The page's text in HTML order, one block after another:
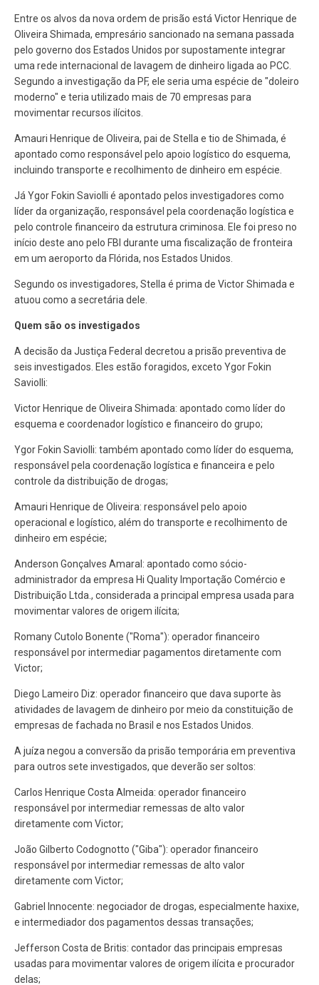
Entre os alvos da nova ordem de prisão está Victor Henrique de
Oliveira Shimada, empresário sancionado na semana passada
pelo governo dos Estados Unidos por supostamente integrar
uma rede internacional de lavagem de dinheiro ligada ao PCC.
Segundo a investigação da PF, ele seria uma espécie de "doleiro
moderno" e teria utilizado mais de 70 empresas para
movimentar recursos ilícitos.
Amauri Henrique de Oliveira, pai de Stella e tio de Shimada, é
apontado como responsável pelo apoio logístico do esquema,
incluindo transporte e recolhimento de dinheiro em espécie.
Já Ygor Fokin Saviolli é apontado pelos investigadores como
líder da organização, responsável pela coordenação logística e
pelo controle financeiro da estrutura criminosa. Ele foi preso no
início deste ano pelo FBI durante uma fiscalização de fronteira
em um aeroporto da Flórida, nos Estados Unidos.
Segundo os investigadores, Stella é prima de Victor Shimada e
atuou como a secretária dele.
Quem são os investigados
A decisão da Justiça Federal decretou a prisão preventiva de
seis investigados. Eles estão foragidos, exceto Ygor Fokin
Saviolli:
Victor Henrique de Oliveira Shimada: apontado como líder do
esquema e coordenador logístico e financeiro do grupo;
Ygor Fokin Saviolli: também apontado como líder do esquema,
responsável pela coordenação logística e financeira e pelo
controle da distribuição de drogas;
Amauri Henrique de Oliveira: responsável pelo apoio
operacional e logístico, além do transporte e recolhimento de
dinheiro em espécie;
Anderson Gonçalves Amaral: apontado como sócio-
administrador da empresa Hi Quality Importação Comércio e
Distribuição Ltda., considerada a principal empresa usada para
movimentar valores de origem ilícita;
Romany Cutolo Bonente ("Roma"): operador financeiro
responsável por intermediar pagamentos diretamente com
Victor;
Diego Lameiro Diz: operador financeiro que dava suporte às
atividades de lavagem de dinheiro por meio da constituição de
empresas de fachada no Brasil e nos Estados Unidos.
A juíza negou a conversão da prisão temporária em preventiva
para outros sete investigados, que deverão ser soltos:
Carlos Henrique Costa Almeida: operador financeiro
responsável por intermediar remessas de alto valor
diretamente com Victor;
João Gilberto Codognotto ("Giba"): operador financeiro
responsável por intermediar remessas de alto valor
diretamente com Victor;
Gabriel Innocente: negociador de drogas, especialmente haxixe,
e intermediador dos pagamentos dessas transações;
Jefferson Costa de Britis: contador das principais empresas
usadas para movimentar valores de origem ilícita e procurador
delas;